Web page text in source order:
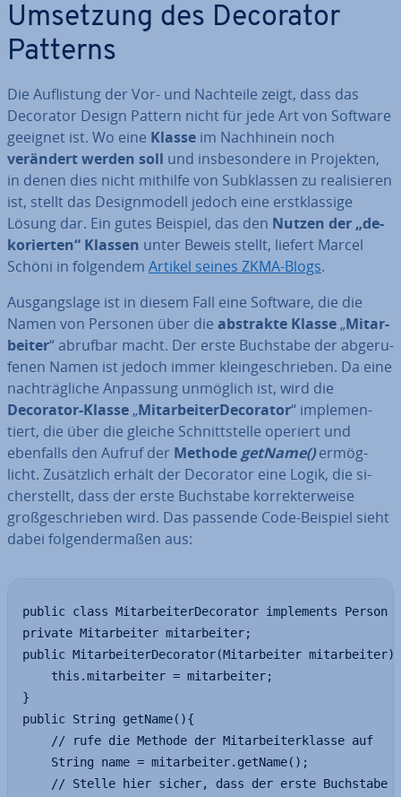
Umsetzung des Decorator
Patterns
Die Auf­lis­tung der Vor- und Nachteile zeigt, dass das
Decorator Design Pattern nicht für jede Art von Software
geeignet ist. Wo eine Klasse im Nach­hin­ein noch
verändert werden soll und ins­be­son­de­re in Projekten,
in denen dies nicht mithilfe von Sub­klas­sen zu rea­li­sie­ren
ist, stellt das De­sign­mo­dell jedoch eine erst­klas­si­ge
Lösung dar. Ein gutes Beispiel, das den Nutzen der „de­
ko­rier­ten“ Klassen unter Beweis stellt, liefert Marcel
Schöni in folgendem Artikel seines ZKMA-Blogs.
Aus­gangs­la­ge ist in diesem Fall eine Software, die die
Namen von Personen über die abstrakte Klasse„Mit­ar­
bei­ter“ abrufbar macht. Der erste Buchstabe der ab­ge­ru­
fe­nen Namen ist jedoch immer klein­ge­schrie­ben. Da eine
nach­träg­li­che Anpassung unmöglich ist, wird die
Decorator-Klasse„Mit­ar­bei­ter­De­co­ra­tor“ im­ple­men­
tiert, die über die gleiche Schnitt­stel­le operiert und
ebenfalls den Aufruf der Methode getName()er­mög­
licht. Zu­sätz­lich erhält der Decorator eine Logik, die si­
cher­stellt, dass der erste Buchstabe kor­rek­ter­wei­se
groß­ge­schrie­ben wird. Das passende Code-Beispiel sieht
dabei fol­gen­der­ma­ßen aus:
public class MitarbeiterDecorator implements Person {
private Mitarbeiter mitarbeiter;
public MitarbeiterDecorator(Mitarbeiter mitarbeiter){
    this.mitarbeiter = mitarbeiter;
}
public String getName(){
    // rufe die Methode der Mitarbeiterklasse auf
    String name = mitarbeiter.getName();
// Stelle hier sicher, dass der erste Buchstabe